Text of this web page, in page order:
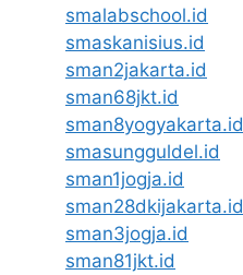
smalabschool.id
smaskanisius.id
sman2jakarta.id
sman68jkt.id
sman8yogyakarta.id
smasungguldel.id
sman1jogja.id
sman28dkijakarta.id
sman3jogja.id
sman81jkt.id